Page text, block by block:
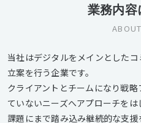
業務内容
当社はデジタルをメインとした
立案を行う企業です。
クライアントとチームになり戦
ていないニーズへアプローチを
課題にまで踏み込み継続的な支援